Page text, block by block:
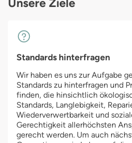
Unsere Ziele
Standards hinterfragen
Wir haben es uns zur Aufgabe
Standards zu hinterfragen und
finden, die hinsichtlich
Standards, Langlebigkeit,
Wiederverwertbarkeit und
Gerechtigkeit allerhöchsten
gerecht werden. Um auch